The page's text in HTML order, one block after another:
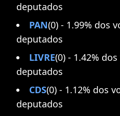
deputados
PAN(0) - 1.99% dos
deputados
LIVRE(0) - 1.42%
deputados
CDS(0) - 1.12% dos
deputados